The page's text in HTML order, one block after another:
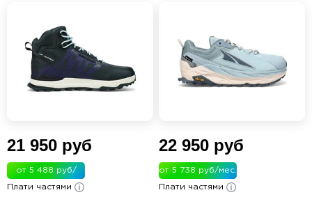
21 950 руб
от 5 488 руб/
мес.
Плати частями
22 950 руб
от 5 738 руб/мес.
Плати частями